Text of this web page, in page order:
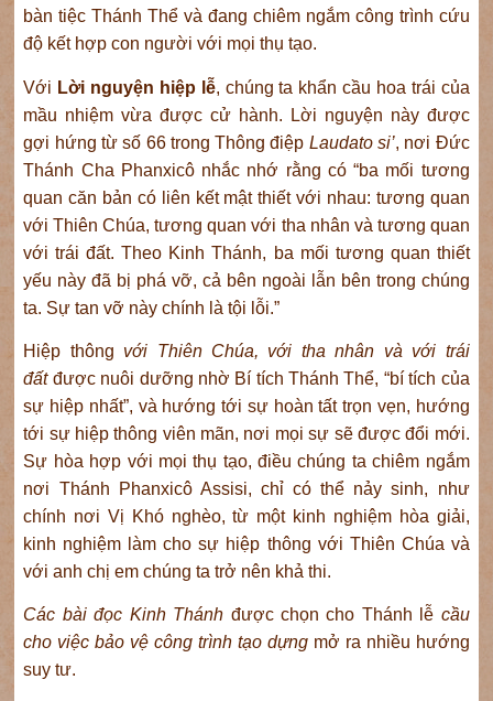
bàn tiệc Thánh Thể và đang chiêm ngắm công trình cứu
độ kết hợp con người với mọi thụ tạo.
Với Lời nguyện hiệp lễ, chúng ta khẩn cầu hoa trái của
mầu nhiệm vừa được cử hành. Lời nguyện này được
gợi hứng từ số 66 trong Thông điệp Laudato si’, nơi Đức
Thánh Cha Phanxicô nhắc nhớ rằng có “ba mối tương
quan căn bản có liên kết mật thiết với nhau: tương quan
với Thiên Chúa, tương quan với tha nhân và tương quan
với trái đất. Theo Kinh Thánh, ba mối tương quan thiết
yếu này đã bị phá vỡ, cả bên ngoài lẫn bên trong chúng
ta. Sự tan vỡ này chính là tội lỗi.”
Hiệp thông với Thiên Chúa, với tha nhân và với trái
đấtđược nuôi dưỡng nhờ Bí tích Thánh Thể, “bí tích của
sự hiệp nhất”, và hướng tới sự hoàn tất trọn vẹn, hướng
tới sự hiệp thông viên mãn, nơi mọi sự sẽ được đổi mới.
Sự hòa hợp với mọi thụ tạo, điều chúng ta chiêm ngắm
nơi Thánh Phanxicô Assisi, chỉ có thể nảy sinh, như
chính nơi Vị Khó nghèo, từ một kinh nghiệm hòa giải,
kinh nghiệm làm cho sự hiệp thông với Thiên Chúa và
với anh chị em chúng ta trở nên khả thi.
Các bài đọc Kinh Thánh được chọn cho Thánh lễ cầu
cho việc bảo vệ công trình tạo dựngmở ra nhiều hướng
suy tư.